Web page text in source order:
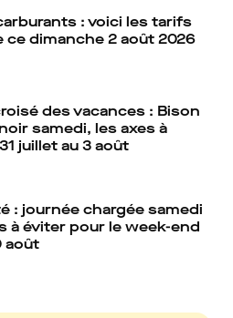
: voici les tarifs
ce dimanche 2 août 2026
des vacances : Bison
samedi, les axes à
juillet au 3 août
: journée chargée samedi
à éviter pour le week-end
août